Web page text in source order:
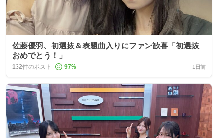
佐藤優羽、初選抜＆表題曲入りにファン歓喜「初選抜
おめでとう！」
132件のポスト 97% 1日前